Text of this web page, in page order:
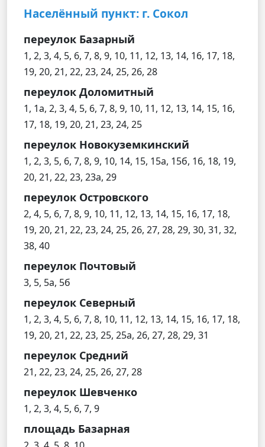
Населённый пункт: г. Сокол
переулок Базарный
1, 2, 3, 4, 5, 6, 7, 8, 9, 10, 11, 12, 13, 14, 16, 17, 18,
19, 20, 21, 22, 23, 24, 25, 26, 28
переулок Доломитный
1, 1а, 2, 3, 4, 5, 6, 7, 8, 9, 10, 11, 12, 13, 14, 15, 16,
17, 18, 19, 20, 21, 23, 24, 25
переулок Новокуземкинский
1, 2, 3, 5, 6, 7, 8, 9, 10, 14, 15, 15а, 15б, 16, 18, 19,
20, 21, 22, 23, 23а, 29
переулок Островского
2, 4, 5, 6, 7, 8, 9, 10, 11, 12, 13, 14, 15, 16, 17, 18,
19, 20, 21, 22, 23, 24, 25, 26, 27, 28, 29, 30, 31, 32,
38, 40
переулок Почтовый
3, 5, 5а, 5б
переулок Северный
1, 2, 3, 4, 5, 6, 7, 8, 10, 11, 12, 13, 14, 15, 16, 17, 18,
19, 20, 21, 22, 23, 25, 25а, 26, 27, 28, 29, 31
переулок Средний
21, 22, 23, 24, 25, 26, 27, 28
переулок Шевченко
1, 2, 3, 4, 5, 6, 7, 9
площадь Базарная